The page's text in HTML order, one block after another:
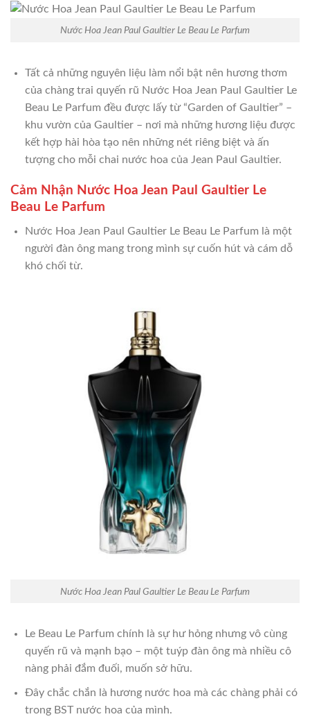
Nước Hoa Jean Paul Gaultier Le Beau Le Parfum
Tất cả những nguyên liệu làm nổi bật nên hương thơm
của chàng trai quyến rũ Nước Hoa Jean Paul Gaultier Le
Beau Le Parfum đều được lấy từ “Garden of Gaultier” –
khu vườn của Gaultier – nơi mà những hương liệu được
kết hợp hài hòa tạo nên những nét riêng biệt và ấn
tượng cho mỗi chai nước hoa của Jean Paul Gaultier.
Cảm Nhận Nước Hoa Jean Paul Gaultier Le
Beau Le Parfum
Nước Hoa Jean Paul Gaultier Le Beau Le Parfum là một
người đàn ông mang trong mình sự cuốn hút và cám dỗ
khó chối từ.
Nước Hoa Jean Paul Gaultier Le Beau Le Parfum
Le Beau Le Parfum chính là sự hư hỏng nhưng vô cùng
quyến rũ và mạnh bạo – một tuýp đàn ông mà nhiều cô
nàng phải đắm đuối, muốn sở hữu.
Đây chắc chắn là hương nước hoa mà các chàng phải có
trong BST nước hoa của mình.